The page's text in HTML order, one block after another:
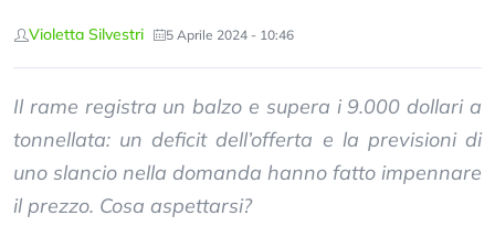
Violetta Silvestri 5 Aprile 2024 - 10:46
Il rame registra un balzo e supera i 9.000 dollari a
tonnellata: un deficit dell’offerta e la previsioni di
uno slancio nella domanda hanno fatto impennare
il prezzo. Cosa aspettarsi?